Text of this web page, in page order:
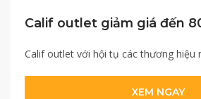
Calif outlet giảm giá đến
Calif outlet với hội tụ các thương hiệu
XEM NGAY